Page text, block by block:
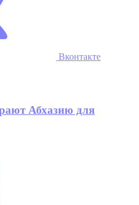
Вконтакте
Абхазию для